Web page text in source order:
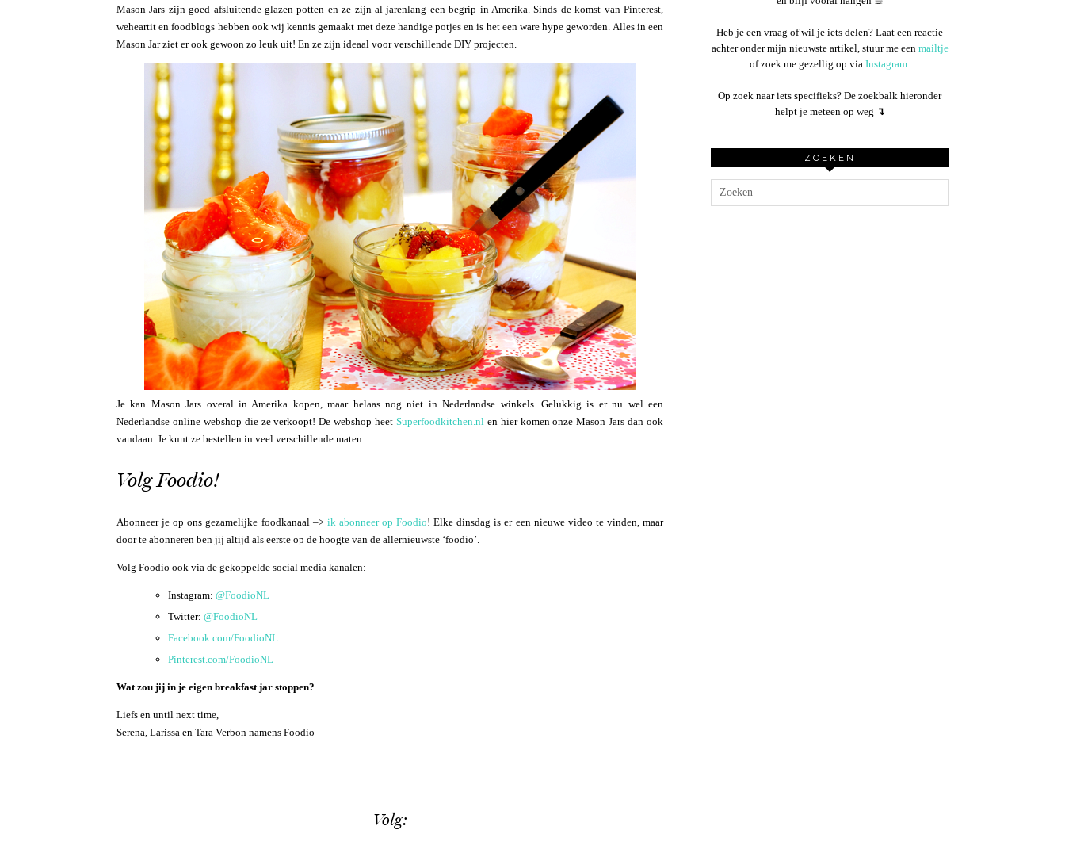
Mason Jars zijn goed afsluitende glazen potten en ze zijn al jarenlang een begrip in Amerika. Sinds de komst van Pinterest,
weheartit en foodblogs hebben ook wij kennis gemaakt met deze handige potjes en is het een ware hype geworden. Alles in een
Mason Jar ziet er ook gewoon zo leuk uit! En ze zijn ideaal voor verschillende DIY projecten.
Je kan Mason Jars overal in Amerika kopen, maar helaas nog niet in Nederlandse winkels. Gelukkig is er nu wel een
Nederlandse online webshop die ze verkoopt! De webshop heet Superfoodkitchen.nl en hier komen onze Mason Jars dan ook
vandaan. Je kunt ze bestellen in veel verschillende maten.
Volg Foodio!
Abonneer je op ons gezamelijke foodkanaal –> ik abonneer op Foodio! Elke dinsdag is er een nieuwe video te vinden, maar
door te abonneren ben jij altijd als eerste op de hoogte van de allernieuwste ‘foodio’.
Volg Foodio ook via de gekoppelde social media kanalen:
Instagram: @FoodioNL
Twitter: @FoodioNL
Facebook.com/FoodioNL
Pinterest.com/FoodioNL
Wat zou jij in je eigen breakfast jar stoppen?
Liefs en until next time,
Serena, Larissa en Tara Verbon namens Foodio
Volg:
Heb je een vraag of wil je iets delen? Laat een reactie
achter onder mijn nieuwste artikel, stuur me een mailtje
of zoek me gezellig op via Instagram.
Op zoek naar iets specifieks? De zoekbalk hieronder
helpt je meteen op weg ↴
ZOEKEN